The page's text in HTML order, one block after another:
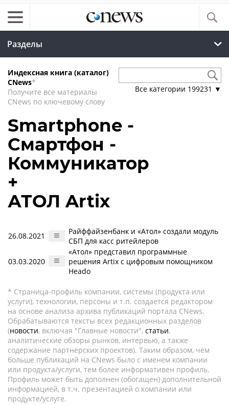
Разделы
Индексная книга (каталог)
CNews*
Получите все материалы
CNews по ключевому слову
Все категории 199231 ▼
Smartphone -
Смартфон -
Коммуникатор
+
АТОЛ Artix
26.08.2021
Райффайзенбанк и «Атол» создали модуль
СБП для касс ритейлеров
03.03.2020
«Атол» представил программные
решения Artix с цифровым помощником
Heado
* Страница-профиль компании, системы (продукта или
услуги), технологии, персоны и т.п. создается редактором
на основе анализа архива публикаций портала CNews.
Обрабатываются тексты всех редакционных разделов
(новости, включая "Главные новости", статьи,
аналитические обзоры рынков, интервью, а также
содержание партнёрских проектов). Таким образом, чем
больше публикаций на CNews было с именем компании
или продукта/услуги, тем более информативен профиль.
Профиль может быть дополнен (обогащен) дополнительной
информацией, в т.ч. презентацией о компании или
продукте/услуге.